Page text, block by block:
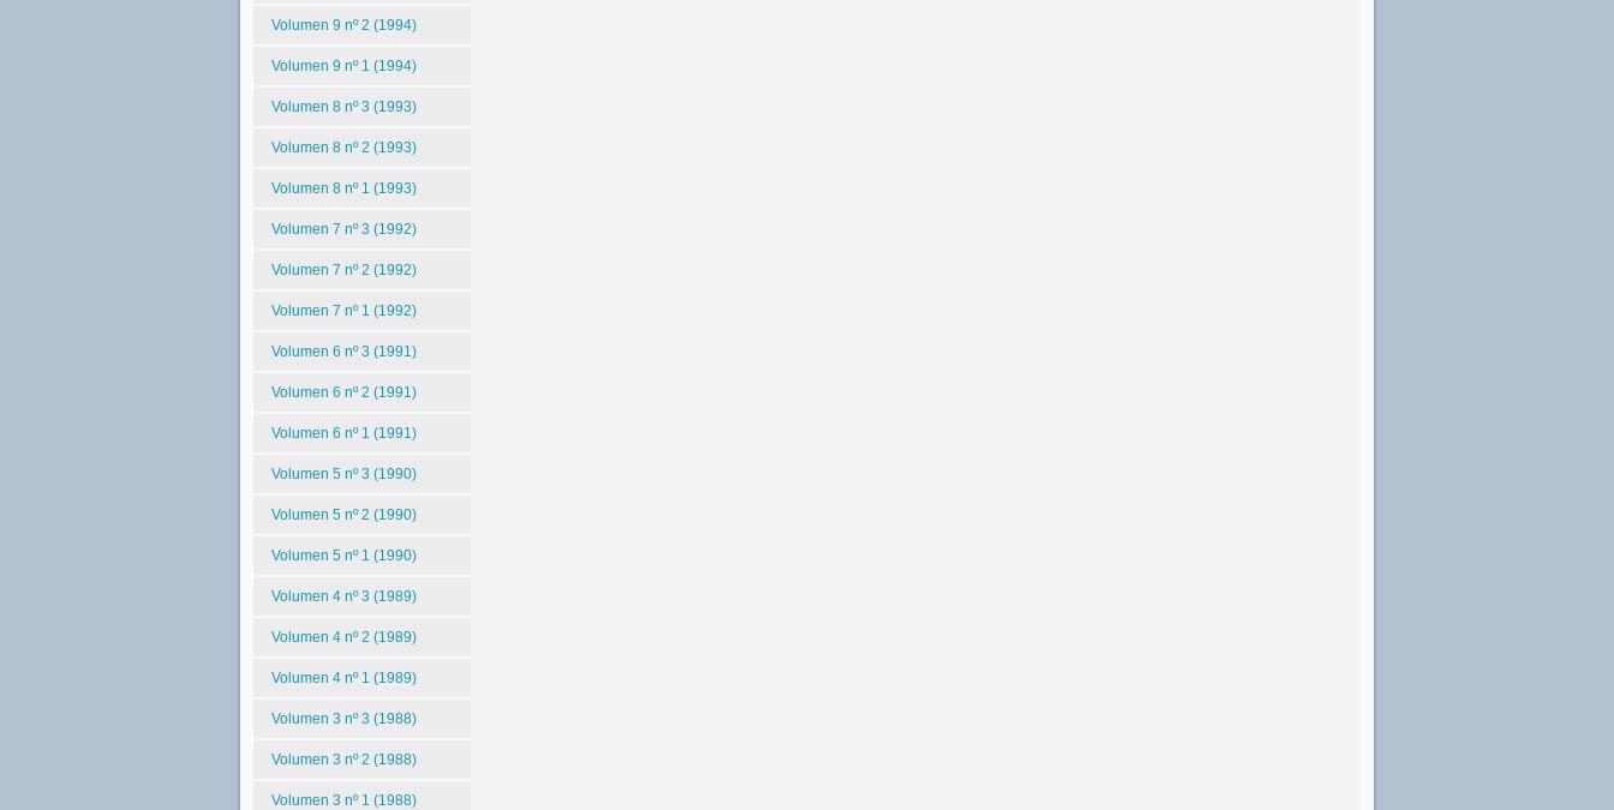
Volumen 9 nº 2 (1994)
Volumen 9 nº 1 (1994)
Volumen 8 nº 3 (1993)
Volumen 8 nº 2 (1993)
Volumen 8 nº 1 (1993)
Volumen 7 nº 3 (1992)
Volumen 7 nº 2 (1992)
Volumen 7 nº 1 (1992)
Volumen 6 nº 3 (1991)
Volumen 6 nº 2 (1991)
Volumen 6 nº 1 (1991)
Volumen 5 nº 3 (1990)
Volumen 5 nº 2 (1990)
Volumen 5 nº 1 (1990)
Volumen 4 nº 3 (1989)
Volumen 4 nº 2 (1989)
Volumen 4 nº 1 (1989)
Volumen 3 nº 3 (1988)
Volumen 3 nº 2 (1988)
Volumen 3 nº 1 (1988)